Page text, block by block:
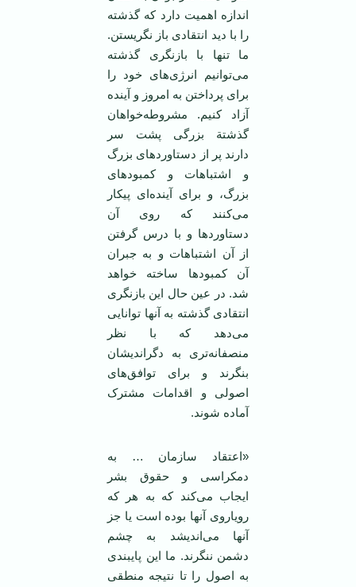
اندازه اهمیت دارد که گذشته
را با دید انتقادی باز نگریستن.
ما تنها با بازنگری گذشته
می‌توانیم انرژی‌های خود را
برای پرداختن به امروز و ‌آینده
آزاد کنیم. مشروطه‌خواهان
گذشتة بزرگی پشت سر
دارند پر از دستاوردهای بزرگ
و اشتباهات و کمبودهای
بزرگ، و برای آینده‌ای پیکار
می‌کنند که روی آن
دستاوردها و با درس گرفتن
از آن اشتباهات و به جبران
آن کمبودها ساخته خواهد
شد. در عین حال ‌این بازنگری
انتقادی گذشته به آنها توانایی
می‌دهد که با نظر
منصفانه‌تری به دگراندیشان
بنگرند و برای توافق‌های
اصولی و اقدامات مشترک
آماده شوند.
«اعتقاد سازمان … به
دمکراسی و حقوق بشر‌
ایجاب می‌کند که به هر که
رویاروی آنها بوده است یا جز
آنها می‌اندیشد به چشم
دشمن ننگرند. ما‌ این پایبندی
به اصول را تا نتیجه منطقی